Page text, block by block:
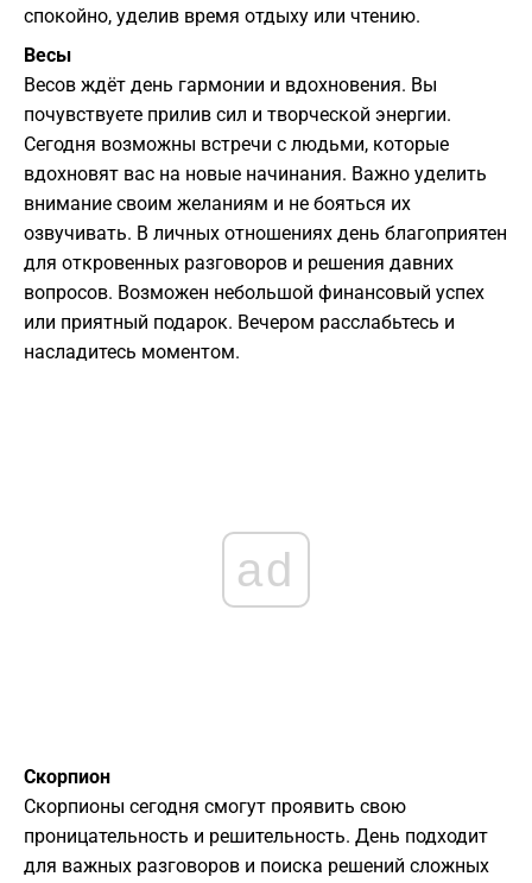
спокойно, уделив время отдыху или чтению.
Весы
Весов ждёт день гармонии и вдохновения. Вы
почувствуете прилив сил и творческой энергии.
Сегодня возможны встречи с людьми, которые
вдохновят вас на новые начинания. Важно уделить
внимание своим желаниям и не бояться их
озвучивать. В личных отношениях день благоприятен
для откровенных разговоров и решения давних
вопросов. Возможен небольшой финансовый успех
или приятный подарок. Вечером расслабьтесь и
насладитесь моментом.
ad
Скорпион
Скорпионы сегодня смогут проявить свою
проницательность и решительность. День подходит
для важных разговоров и поиска решений сложных